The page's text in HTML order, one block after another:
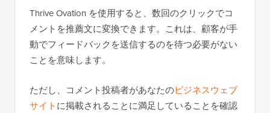
Thrive Ovation を使用すると、数回のクリックでコ
メントを推薦文に変換できます。これは、顧客が手
動でフィードバックを送信するのを待つ必要がない
ことを意味します。
ただし、コメント投稿者があなたのビジネスウェブ
サイトに掲載されることに満足していることを確認